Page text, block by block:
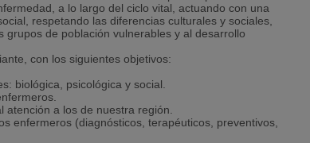
a lo largo del ciclo vital, actuando con una
respetando las diferencias culturales y sociales,
de población vulnerables y al desarrollo
con los siguientes objetivos:
biológica, psicológica y social.
atención a los de nuestra región.
enfermeros (diagnósticos, terapéuticos, preventivos,